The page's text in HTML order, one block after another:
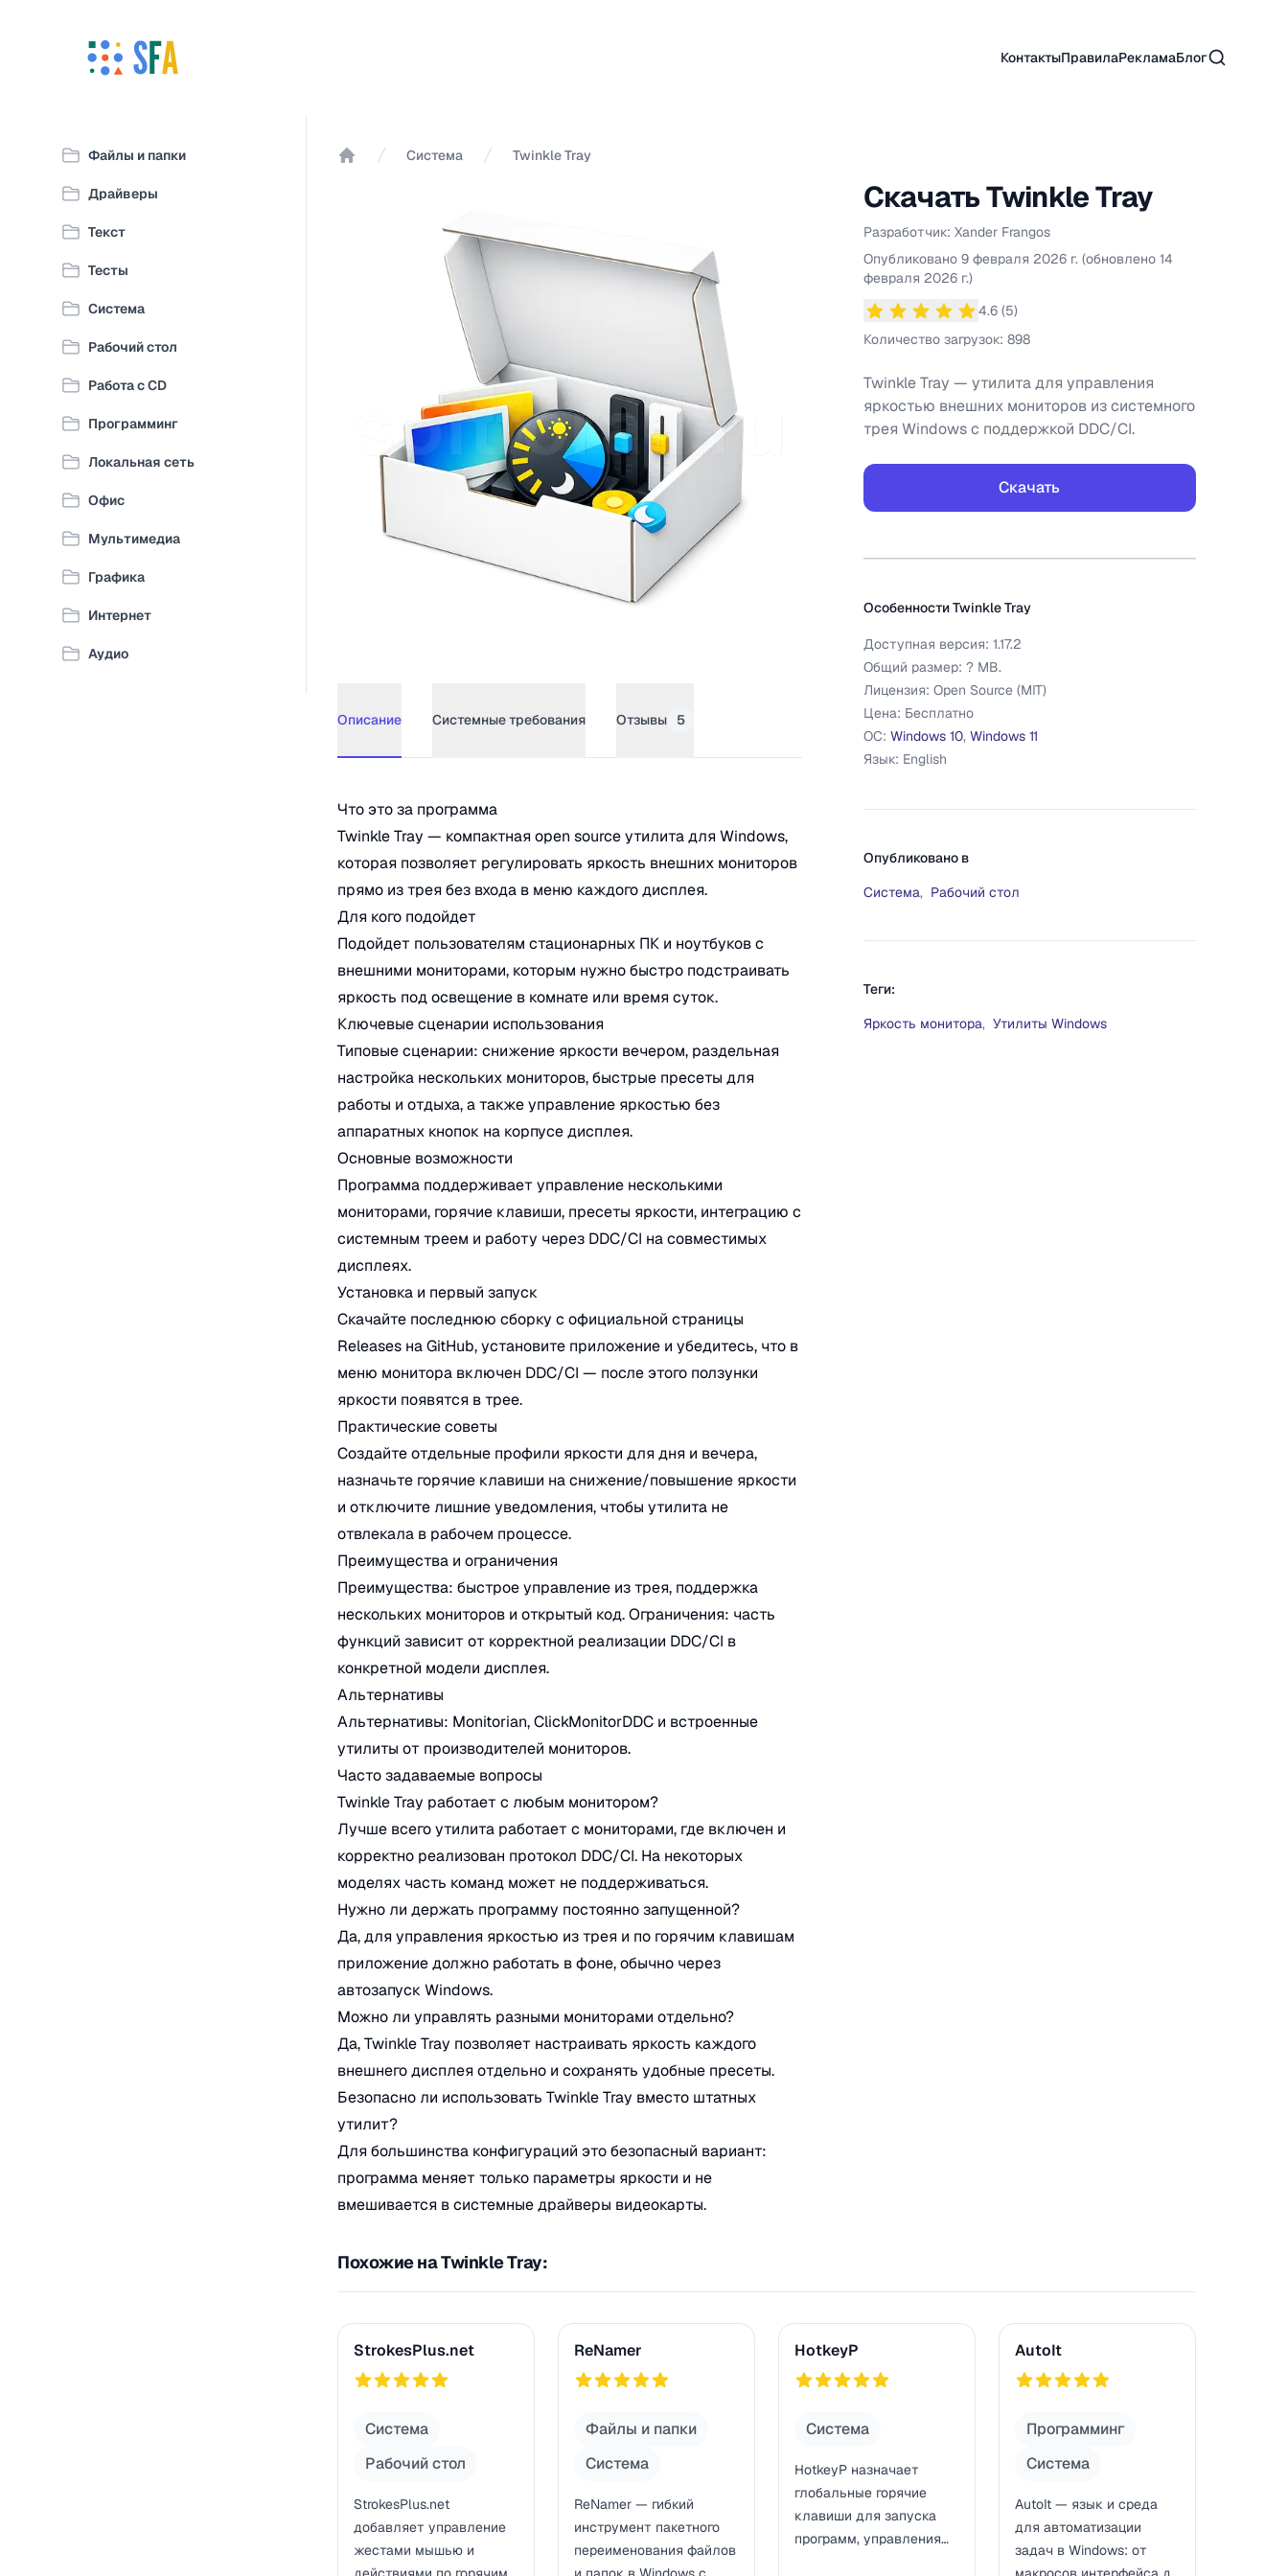
КонтактыПравилаРекламаБлогПоиск
Файлы и папки
Драйверы
Текст
Тесты
Система
Рабочий стол
Работа с CD
Программинг
Локальная сеть
Офис
Мультимедиа
Графика
Интернет
Аудио
Система Twinkle Tray
СкачатьTwinkle Tray
Разработчик: Xander Frangos
Информация о Twinkle Tray
Опубликовано 9 февраля 2026 г. (обновлено 14
февраля 2026 г.)
4.6(5)
Средний рейтинг4.6из 5 звезд
Количество загрузок: 898
Twinkle Tray — утилита для управления
яркостью внешних мониторов из системного
трея Windows с поддержкой DDC/CI.
Скачать
ОсобенностиTwinkle Tray
Доступная версия: 1.17.2
Общий размер: ?MB.
Лицензия: Open Source (MIT)
Цена: Бесплатно
ОС: Windows 10, Windows 11
Язык: English
Опубликовано в
Система, Рабочий стол
Теги:
Яркость монитора, Утилиты Windows
Описание Системные требования Отзывы 5
Описание Twinkle Tray
Что это за программа
Twinkle Tray — компактная open source утилита для Windows,
которая позволяет регулировать яркость внешних мониторов
прямо из трея без входа в меню каждого дисплея.
Для кого подойдет
Подойдет пользователям стационарных ПК и ноутбуков с
внешними мониторами, которым нужно быстро подстраивать
яркость под освещение в комнате или время суток.
Ключевые сценарии использования
Типовые сценарии: снижение яркости вечером, раздельная
настройка нескольких мониторов, быстрые пресеты для
работы и отдыха, а также управление яркостью без
аппаратных кнопок на корпусе дисплея.
Основные возможности
Программа поддерживает управление несколькими
мониторами, горячие клавиши, пресеты яркости, интеграцию с
системным треем и работу через DDC/CI на совместимых
дисплеях.
Установка и первый запуск
Скачайте последнюю сборку с официальной страницы
Releases на GitHub, установите приложение и убедитесь, что в
меню монитора включен DDC/CI — после этого ползунки
яркости появятся в трее.
Практические советы
Создайте отдельные профили яркости для дня и вечера,
назначьте горячие клавиши на снижение/повышение яркости
и отключите лишние уведомления, чтобы утилита не
отвлекала в рабочем процессе.
Преимущества и ограничения
Преимущества: быстрое управление из трея, поддержка
нескольких мониторов и открытый код. Ограничения: часть
функций зависит от корректной реализации DDC/CI в
конкретной модели дисплея.
Альтернативы
Альтернативы: Monitorian, ClickMonitorDDC и встроенные
утилиты от производителей мониторов.
Часто задаваемые вопросы
Twinkle Tray работает с любым монитором?
Лучше всего утилита работает с мониторами, где включен и
корректно реализован протокол DDC/CI. На некоторых
моделях часть команд может не поддерживаться.
Нужно ли держать программу постоянно запущенной?
Да, для управления яркостью из трея и по горячим клавишам
приложение должно работать в фоне, обычно через
автозапуск Windows.
Можно ли управлять разными мониторами отдельно?
Да, Twinkle Tray позволяет настраивать яркость каждого
внешнего дисплея отдельно и сохранять удобные пресеты.
Безопасно ли использовать Twinkle Tray вместо штатных
утилит?
Для большинства конфигураций это безопасный вариант:
программа меняет только параметры яркости и не
вмешивается в системные драйверы видеокарты.
Похожие на Twinkle Tray:
StrokesPlus.net
StrokesPlus.net
Система
Рабочий стол
StrokesPlus.net
добавляет управление
жестами мышью и
ReNamer
ReNamer
Файлы и папки
Система
ReNamer — гибкий
инструмент пакетного
переименования файлов
HotkeyP
HotkeyP
Система
HotkeyP назначает
глобальные горячие
клавиши для запуска
программ, управления
AutoIt
AutoIt
Программинг
Система
AutoIt — язык и среда
для автоматизации
задач в Windows: от